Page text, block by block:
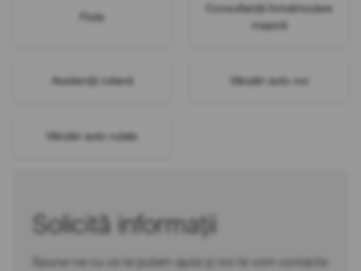
Flote
Consultanță înmatriculare
mașină
Asistență rutieră Vânzări auto noi
Vânzări auto rulate
Solicită informații
Spune-ne cu ce te putem ajuta și noi te vom contacta